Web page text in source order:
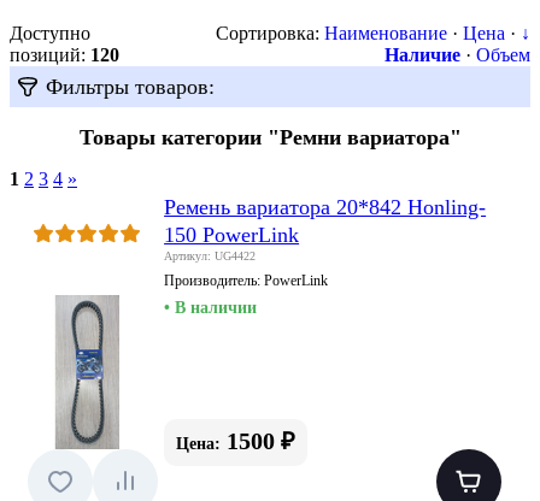
Доступно
позиций: 120
Сортировка: Наименование · Цена · ↓
Наличие · Объем
Фильтры товаров:
Товары категории "Ремни вариатора"
1 2 3 4 »
Ремень вариатора 20*842 Honling-
150 PowerLink
Артикул: UG4422
Производитель:PowerLink
• В наличии
Цена: 1500 ₽